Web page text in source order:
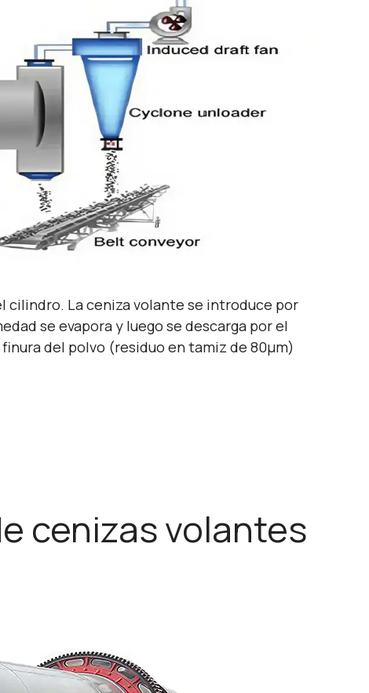
La ceniza volante se introduce por
se evapora y luego se descarga por el
del polvo (residuo en tamiz de 80μm)
cenizas volantes